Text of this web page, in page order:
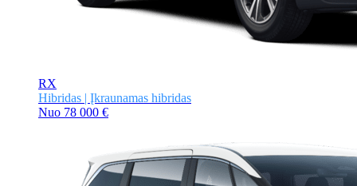
RX
Hibridas | Įkraunamas hibridas
Nuo 78 000 €